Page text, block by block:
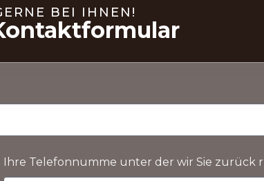
BEI IHNEN!
Ihre Telefonnumme unter der wir Sie zurück